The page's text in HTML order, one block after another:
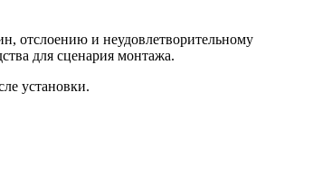
отслоению и неудовлетворительному
для сценария монтажа.
установки.